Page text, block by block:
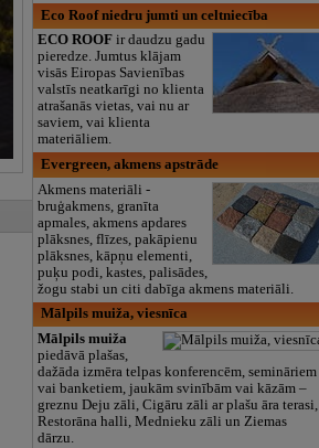
Eco Roof niedru jumti un celtniecība
ECO ROOF ir daudzu gadu
pieredze. Jumtus klājam
visās Eiropas Savienības
valstīs neatkarīgi no klienta
atrašanās vietas, vai nu ar
saviem, vai klienta
materiāliem.
Evergreen, akmens apstrāde
Akmens materiāli -
bruģakmens, granīta
apmales, akmens apdares
plāksnes, flīzes, pakāpienu
plāksnes, kāpņu elementi,
puķu podi, kastes, palisādes,
žogu stabi un citi dabīga akmens materiāli.
Mālpils muiža, viesnīca
Mālpils muiža
piedāvā plašas,
dažāda izmēra telpas konferencēm, semināriem
vai banketiem, jaukām svinībām vai kāzām –
greznu Deju zāli, Cigāru zāli ar plašu āra terasi,
Restorāna halli, Mednieku zāli un Ziemas
dārzu.